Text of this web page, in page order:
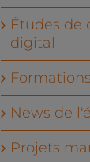
Études de
digital
Formations
News de
Projets